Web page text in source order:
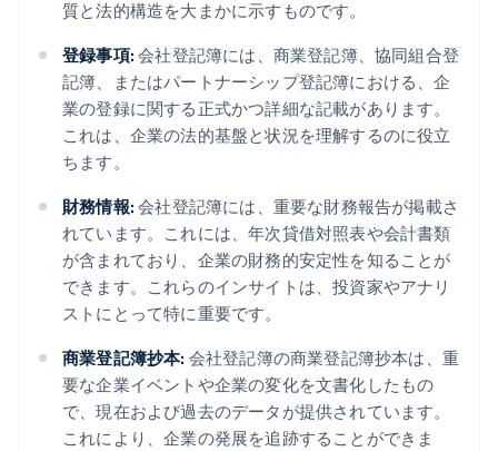
質と法的構造を大まかに示すものです。
登録事項: 会社登記簿には、商業登記簿、協同組合登
記簿、またはパートナーシップ登記簿における、企
業の登録に関する正式かつ詳細な記載があります。
これは、企業の法的基盤と状況を理解するのに役立
ちます。
財務情報: 会社登記簿には、重要な財務報告が掲載さ
れています。これには、年次貸借対照表や会計書類
が含まれており、企業の財務的安定性を知ることが
できます。これらのインサイトは、投資家やアナリ
ストにとって特に重要です。
商業登記簿抄本: 会社登記簿の商業登記簿抄本は、重
要な企業イベントや企業の変化を文書化したもの
で、現在および過去のデータが提供されています。
これにより、企業の発展を追跡することができま